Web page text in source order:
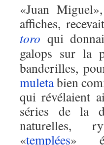
«Juan
affiches,
toro qui
galops sur la
banderilles,
muletabien
qui révélaient
séries de la
naturelles,
«templées»